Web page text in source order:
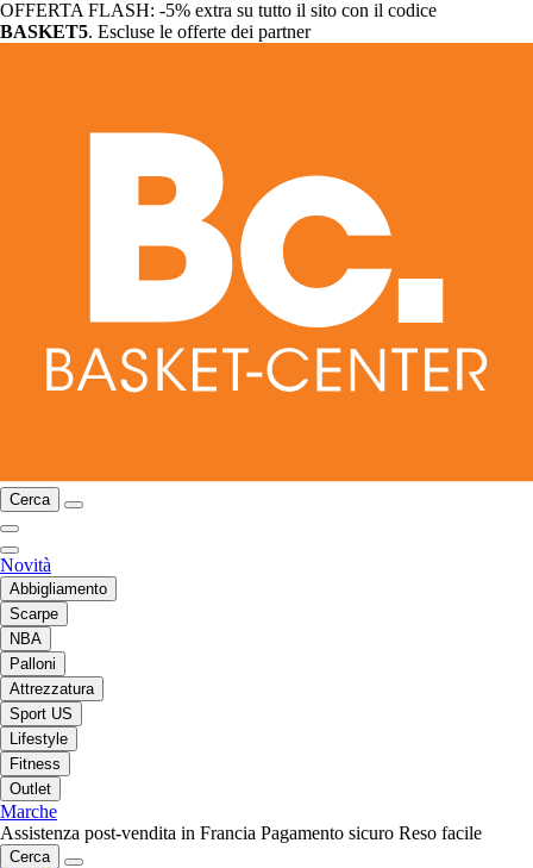
OFFERTA FLASH: -5% extra su tutto il sito con il codice
BASKET5. Escluse le offerte dei partner
Cerca
Novità
Abbigliamento
Scarpe
NBA
Palloni
Attrezzatura
Sport US
Lifestyle
Fitness
Outlet
Marche
Assistenza post-vendita in Francia Pagamento sicuro Reso facile
Cerca